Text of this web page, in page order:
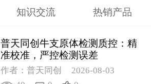
知识交流 热销产品
普天同创牛支原体检测质控：精
准校准，严控检测误差
作者：普天同创
2026-08-03